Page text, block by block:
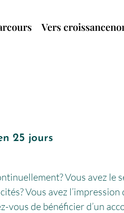
Vers
25 jours
Vous avez le
Vous avez
vous de bénéficier d’un